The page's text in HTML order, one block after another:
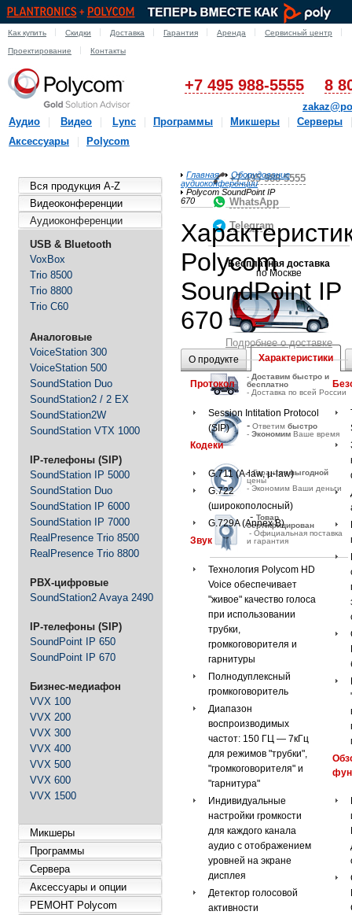
Как купить Скидки Доставка Гарантия Аренда Сервисный центр
Проектирование Контакты
+7 495 988-5555 8
Аудио
Видео Lync Программы Микшеры
Серверы
Аксессуары
Polycom
Вся продукция A-Z
Видеоконференции
Аудиоконференции
USB & Bluetooth
VoxBox
Trio 8500
Trio 8800
Trio C60
Аналоговые
VoiceStation 300
VoiceStation 500
SoundStation Duo
SoundStation2 / 2 EX
SoundStation2W
SoundStation VTX 1000
IP-телефоны (SIP)
SoundStation IP 5000
SoundStation Duo
SoundStation IP 6000
SoundStation IP 7000
RealPresence Trio 8500
RealPresence Trio 8800
PBX-цифровые
SoundStation2 Avaya 2490
IP-телефоны (SIP)
SoundPoint IP 650
SoundPoint IP 670
Бизнес-медиафон
VVX 100
VVX 200
VVX 300
VVX 400
VVX 500
VVX 600
VVX 1500
Микшеры
Программы
Сервера
Аксессуары и опции
РЕМОНТ Polycom
+7-495-988-5555
WhatsApp
Telegram
Бесплатная доставка
по Москве
Подробнее о доставке
- Доставим быстро и
бесплатно
- Доставка по всей России
- Ответим быстро
- Экономим Ваше время
-Гарантиявыгодной
цены
- Экономим Ваши деньги
- Товар
сертифицирован
- Официальная поставка
и гарантия
Главная
Оборудование
аудиоконференции
Polycom SoundPoint IP
670
Polycom
SoundPoint IP
670
О продукте Характеристики
Протокол
Session Intitation Protocol
(SIP)
Кодеки
G.711 (A-law, µ-law)
G.722
(широкополосный)
G.729A (Annex B)
Звук
Технология Polycom HD
Voice обеспечивает
"живое" качество голоса
при использовании
трубки,
громкоговорителя и
гарнитуры
Полнодуплексный
громкоговоритель
Диапазон
воспроизводимых
частот: 150 ГЦ — 7кГц
для режимов "трубки",
"громкоговорителя" и
"гарнитура"
Индивидуальные
настройки громкости
для каждого канала
аудио с отображением
уровней на экране
дисплея
Детектор голосовой
активности